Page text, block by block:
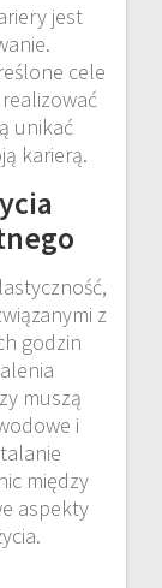
jest
cele
unikać
karierą.
z
godzin
muszą
i
między
aspekty